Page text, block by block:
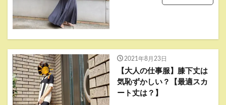
2021年8月23日
【大人の仕事服】膝下丈は
気恥ずかしい？【最適スカ
ート丈は？】